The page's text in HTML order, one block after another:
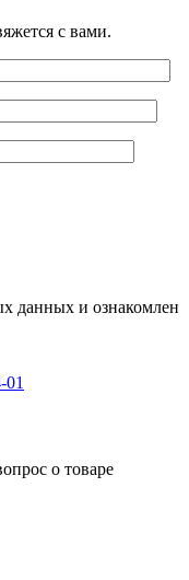
с вами.
данных и ознакомлен
01
о товаре